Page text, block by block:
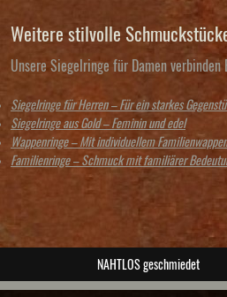
Weitere stilvolle
Unsere Siegelringe für Damen
Siegelringe für Herren – Für ein starkes
Siegelringe aus Gold – Feminin und edel
Wappenringe – Mit individuellem Familienwappen
Familienringe – Schmuck mit familiärer
NAHTLOS geschmiedet